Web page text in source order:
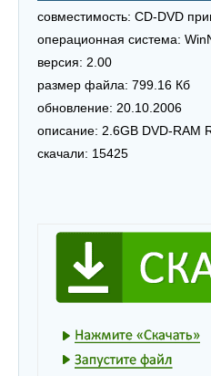
совместимость: CD-DVD
операционная система:
версия: 2.00
размер файла: 799.16 Кб
обновление: 20.10.2006
описание: 2.6GB DVD-RAM
скачали: 15425